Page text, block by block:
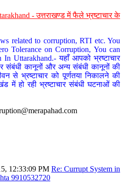
- उत्तराखण्ड में फैले भ्रष्टाचार के
related to corruption, RTI etc. You
Tolerance on Corruption, You can
Uttarakhand.- यहाँ आपको भ्रष्टाचार
संबंधी कानूनों और अन्य संबंधी कानूनों की
से भ्रष्टाचार को पूर्णतया निकालने की
हो रही भ्रष्टाचार संबंधी घटनाओं की
12:33:09 PM Re: Currupt System in
9910532720